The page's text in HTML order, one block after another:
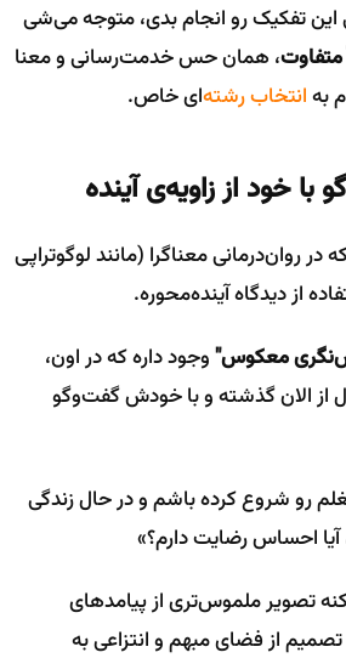
تفکیک رو انجام بدی، متوجه می‌شی
، همان حس خدمت‌رسانی و معنا
بهانتخاب رشته‌ای خاص.
خود از زاویه‌ی آینده
روان‌درمانی معناگرا (مانند لوگوتراپی
از دیدگاه آینده‌محوره.
معکوس"وجود داره که در اون،
از الان گذشته و با خودش گفت‌وگو
شغلم رو شروع کرده باشم و در حال زندگی
آیا احساس رضایت دارم؟»
تصویر ملموس‌تری از پیامدهای
از فضای مبهم و انتزاعی به